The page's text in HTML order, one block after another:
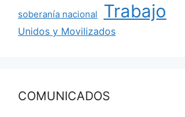
soberanía nacional Trabajo
Unidos y Movilizados
COMUNICADOS